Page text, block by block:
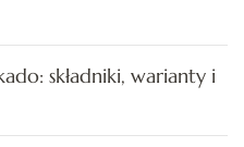
składniki, warianty i